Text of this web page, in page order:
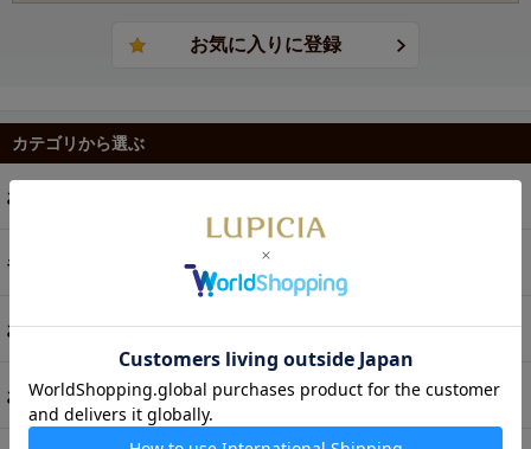
カテゴリから選ぶ
お茶
ギフト
お菓子・食品・飲料
お買い得商品